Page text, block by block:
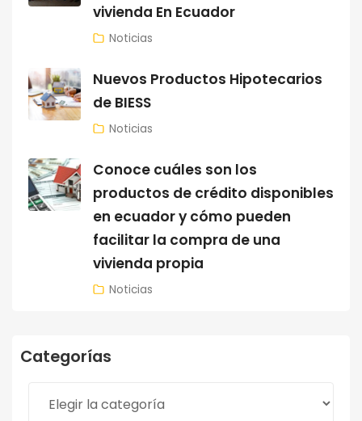
vivienda En Ecuador
Noticias
Nuevos Productos Hipotecarios
de BIESS
Noticias
Conoce cuáles son los
productos de crédito disponibles
en ecuador y cómo pueden
facilitar la compra de una
vivienda propia
Noticias
Categorías